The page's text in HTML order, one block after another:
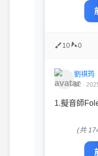
10 0
劉祺筠
B2 ·
1.擬⾳師
(共